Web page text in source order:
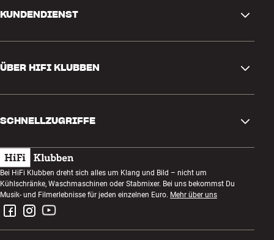
KUNDENDIENST
Rückgabe und Reklamation
Bestellung widerrufen
AGB
Datenschutzerklärung
Impressum
ÜBER HIFI KLUBBEN
Kundenklub
Abend zum Zuhören
Wettbewerbe
Jobs bei HiFi Klubben
SCHNELLZUGRIFFE
Geschenkkarte
Bauen mit Klang
Montage und Installation
Bei HiFi Klubben dreht sich alles um Klang und Bild – nicht um
Kühlschränke, Waschmaschinen oder Stabmixer. Bei uns bekommst Du
Musik- und Filmerlebnisse für jeden einzelnen Euro. Mehr über uns